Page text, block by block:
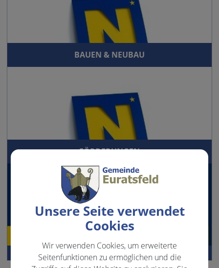
BAUEN & NEUBAU
FÖRDERUNGEN
Unsere Seite verwendet
Cookies
Wir verwenden Cookies, um erweiterte
Seitenfunktionen zu ermöglichen und die